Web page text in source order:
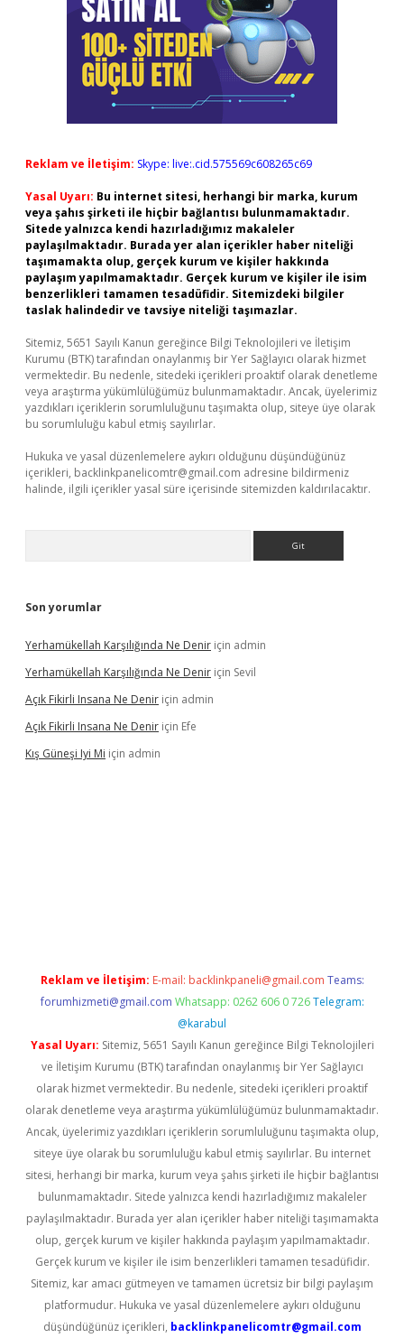
Reklam ve İletişim: Skype: live:.cid.575569c608265c69
Yasal Uyarı: Bu internet sitesi, herhangi bir marka, kurum
veya şahıs şirketi ile hiçbir bağlantısı bulunmamaktadır.
Sitede yalnızca kendi hazırladığımız makaleler
paylaşılmaktadır. Burada yer alan içerikler haber niteliği
taşımamakta olup, gerçek kurum ve kişiler hakkında
paylaşım yapılmamaktadır. Gerçek kurum ve kişiler ile isim
benzerlikleri tamamen tesadüfidir. Sitemizdeki bilgiler
taslak halindedir ve tavsiye niteliği taşımazlar.
Sitemiz, 5651 Sayılı Kanun gereğince Bilgi Teknolojileri ve İletişim
Kurumu (BTK) tarafından onaylanmış bir Yer Sağlayıcı olarak hizmet
vermektedir. Bu nedenle, sitedeki içerikleri proaktif olarak denetleme
veya araştırma yükümlülüğümüz bulunmamaktadır. Ancak, üyelerimiz
yazdıkları içeriklerin sorumluluğunu taşımakta olup, siteye üye olarak
bu sorumluluğu kabul etmiş sayılırlar.
Hukuka ve yasal düzenlemelere aykırı olduğunu düşündüğünüz
içerikleri, backlinkpanelicomtr@gmail.com adresine bildirmeniz
halinde, ilgili içerikler yasal süre içerisinde sitemizden kaldırılacaktır.
Son yorumlar
Yerhamükellah Karşılığında Ne Denir için admin
Yerhamükellah Karşılığında Ne Denir için Sevil
Açık Fikirli Insana Ne Denir için admin
Açık Fikirli Insana Ne Denir için Efe
Kış Güneşi Iyi Mi için admin
Reklam ve İletişim: E-mail: backlinkpaneli@gmail.com Teams:
forumhizmeti@gmail.com Whatsapp: 0262 606 0 726 Telegram:
@karabul
Yasal Uyarı: Sitemiz, 5651 Sayılı Kanun gereğince Bilgi Teknolojileri
ve İletişim Kurumu (BTK) tarafından onaylanmış bir Yer Sağlayıcı
olarak hizmet vermektedir. Bu nedenle, sitedeki içerikleri proaktif
olarak denetleme veya araştırma yükümlülüğümüz bulunmamaktadır.
Ancak, üyelerimiz yazdıkları içeriklerin sorumluluğunu taşımakta olup,
siteye üye olarak bu sorumluluğu kabul etmiş sayılırlar. Bu internet
sitesi, herhangi bir marka, kurum veya şahıs şirketi ile hiçbir bağlantısı
bulunmamaktadır. Sitede yalnızca kendi hazırladığımız makaleler
paylaşılmaktadır. Burada yer alan içerikler haber niteliği taşımamakta
olup, gerçek kurum ve kişiler hakkında paylaşım yapılmamaktadır.
Gerçek kurum ve kişiler ile isim benzerlikleri tamamen tesadüfidir.
Sitemiz, kar amacı gütmeyen ve tamamen ücretsiz bir bilgi paylaşım
platformudur. Hukuka ve yasal düzenlemelere aykırı olduğunu
düşündüğünüz içerikleri, backlinkpanelicomtr@gmail.com